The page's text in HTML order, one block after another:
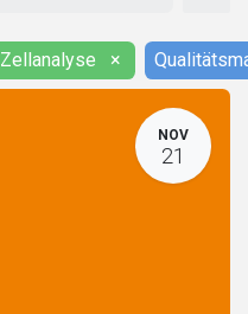
Zellanalyse ×
NOV
21